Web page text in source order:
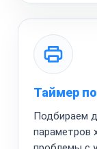
Таймер
Подбираем
параметров